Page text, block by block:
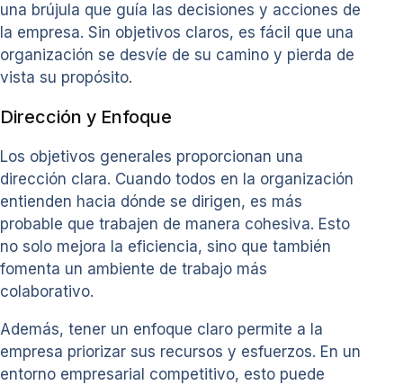
una brújula que guía las decisiones y acciones de
la empresa. Sin objetivos claros, es fácil que una
organización se desvíe de su camino y pierda de
vista su propósito.
Dirección y Enfoque
Los objetivos generales proporcionan una
dirección clara. Cuando todos en la organización
entienden hacia dónde se dirigen, es más
probable que trabajen de manera cohesiva. Esto
no solo mejora la eficiencia, sino que también
fomenta un ambiente de trabajo más
colaborativo.
Además, tener un enfoque claro permite a la
empresa priorizar sus recursos y esfuerzos. En un
entorno empresarial competitivo, esto puede